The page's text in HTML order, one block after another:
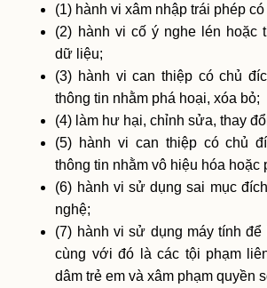
(1) hành vi xâm nhập trái phép
(2) hành vi cố ý nghe lén hoặc
dữ liệu;
(3) hành vi can thiệp có chủ
thông tin nhằm phá hoại, xóa bỏ;
(4) làm hư hại, chỉnh sửa, thay
(5) hành vi can thiệp có chủ
thông tin nhằm vô hiệu hóa hoặc
(6) hành vi sử dụng sai mục
nghệ;
(7) hành vi sử dụng máy tính để
cùng với đó là các tội phạm
dâm trẻ em và xâm phạm quyền